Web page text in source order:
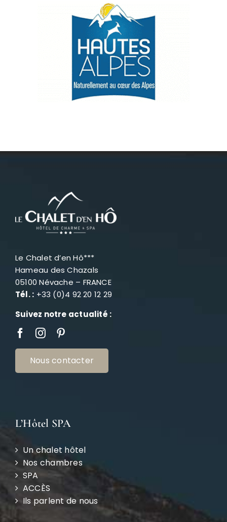
Le Chalet d’en Hô***
Hameau des Chazals
05100 Névache – FRANCE
Tél. : +33 (0)4 92 20 12 29
Suivez notre actualité :
Nous contacter
L’Hôtel SPA
Un chalet hôtel
Nos chambres
SPA
ACCÈS
Ils parlent de nous